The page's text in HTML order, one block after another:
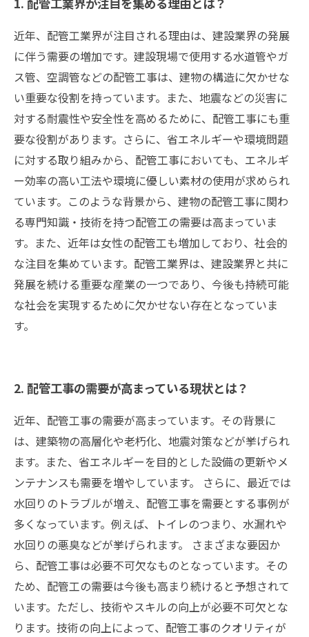
近年、配管工業界が注目される理由は、建設業界の発展
に伴う需要の増加です。建設現場で使用する水道管やガ
ス管、空調管などの配管工事は、建物の構造に欠かせな
い重要な役割を持っています。また、地震などの災害に
対する耐震性や安全性を高めるために、配管工事にも重
要な役割があります。さらに、省エネルギーや環境問題
に対する取り組みから、配管工事においても、エネルギ
ー効率の高い工法や環境に優しい素材の使用が求められ
ています。このような背景から、建物の配管工事に関わ
る専門知識・技術を持つ配管工の需要は高まっていま
す。また、近年は女性の配管工も増加しており、社会的
な注目を集めています。配管工業界は、建設業界と共に
発展を続ける重要な産業の一つであり、今後も持続可能
な社会を実現するために欠かせない存在となっていま
す。
2. 配管工事の需要が高まっている現状とは？
近年、配管工事の需要が高まっています。その背景に
は、建築物の高層化や老朽化、地震対策などが挙げられ
ます。また、省エネルギーを目的とした設備の更新やメ
ンテナンスも需要を増やしています。 さらに、最近では
水回りのトラブルが増え、配管工事を需要とする事例が
多くなっています。例えば、トイレのつまり、水漏れや
水回りの悪臭などが挙げられます。 さまざまな要因か
ら、配管工事は必要不可欠なものとなっています。その
ため、配管工の需要は今後も高まり続けると予想されて
います。ただし、技術やスキルの向上が必要不可欠とな
ります。技術の向上によって、配管工事のクオリティが